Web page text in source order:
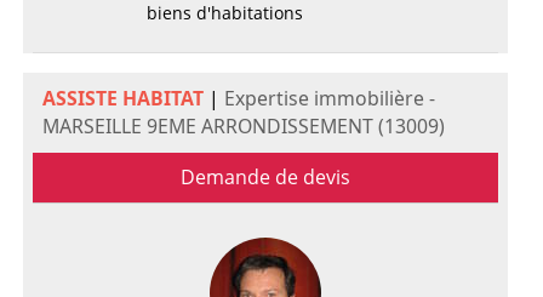
biens d'habitations
ASSISTE HABITAT| Expertise immobilière -
MARSEILLE 9EME ARRONDISSEMENT (13009)
Demande de devis